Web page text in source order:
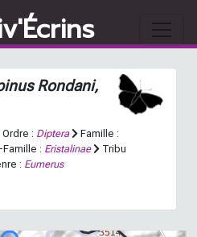
Rondani,
Ordre : Diptera
Famille :
: Eristalinae
Tribu
: Eumerus